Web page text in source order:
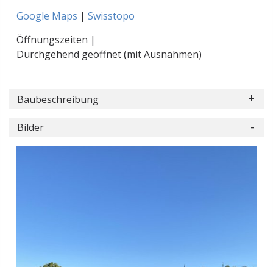
Google Maps | Swisstopo
Öffnungszeiten |
Durchgehend geöffnet (mit Ausnahmen)
Baubeschreibung
Bilder